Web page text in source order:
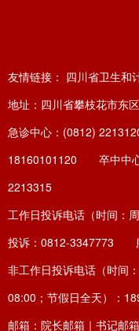
友情链接： 四川省卫生和
地址：四川省攀枝花市东
急诊中心：(0812)
18160101120 卒中中
2213315
工作日投诉电话（时间：
投诉：0812-3347773
非工作日投诉电话（时间
08:00；节假日全天）：
邮箱：院长邮箱｜书记邮